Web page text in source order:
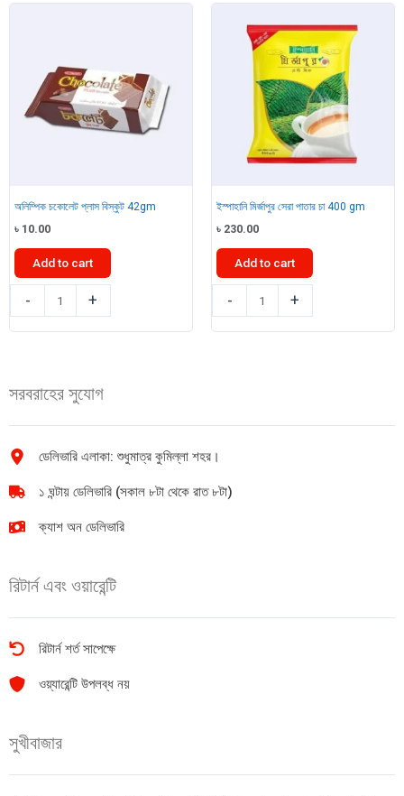
quantity
অলিম্পিক চকোলেট প্লাস বিস্কুট 42gm
৳ 10.00
Add to cart
-
চকোলেট
প্লাস
quantity
+
ইস্পাহানি মির্জাপুর সেরা পাতার চা 400 gm
৳ 230.00
Add to cart
-
মির্জাপুর
সেরা
+
সরবরাহের সুযোগ
ডেলিভারি এলাকা: শুধুমাত্র কুমিল্লা শহর।
১ ঘন্টায় ডেলিভারি (সকাল ৮টা থেকে রাত ৮টা)
ক্যাশ অন ডেলিভারি
রিটার্ন এবং ওয়ারেন্টি
রিটার্ন শর্ত সাপেক্ষে
ওয়্যারেন্টি উপলব্ধ নয়
সুখীবাজার